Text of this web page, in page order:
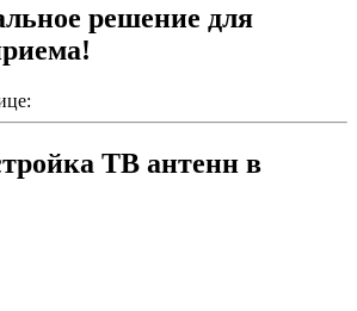
решение для
ТВ антенн в